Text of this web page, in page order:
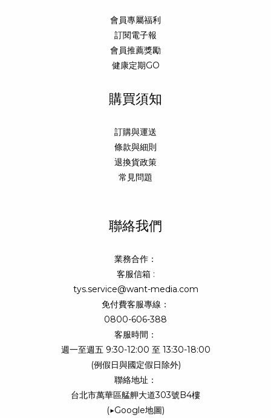
會員專屬福利
訂閱電子報
會員推薦獎勵
健康定期GO
購買須知
訂購與運送
條款與細則
退換貨政策
常見問題
聯絡我們
業務合作：
客服信箱 :
tys.service@want-media.com
免付費客服專線：
0800-606-388
客服時間：
週一至週五 9:30-12:00 至 13:30-18:00
(例假日與國定假日除外)
聯絡地址：
台北市萬華區艋舺大道303號B4樓
(▶Google地圖)